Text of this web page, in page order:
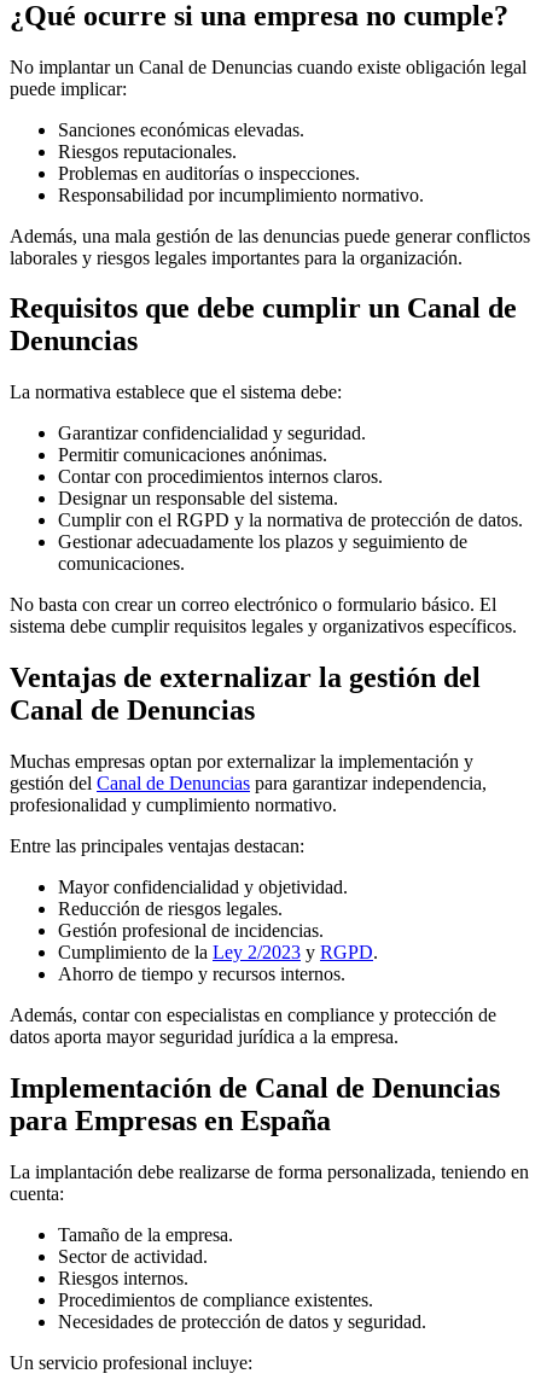
¿Qué ocurre si una empresa no cumple?
No implantar un Canal de Denuncias cuando existe obligación legal
puede implicar:
Sanciones económicas elevadas.
Riesgos reputacionales.
Problemas en auditorías o inspecciones.
Responsabilidad por incumplimiento normativo.
Además, una mala gestión de las denuncias puede generar conflictos
laborales y riesgos legales importantes para la organización.
Requisitos que debe cumplir un Canal de
Denuncias
La normativa establece que el sistema debe:
Garantizar confidencialidad y seguridad.
Permitir comunicaciones anónimas.
Contar con procedimientos internos claros.
Designar un responsable del sistema.
Cumplir con el RGPD y la normativa de protección de datos.
Gestionar adecuadamente los plazos y seguimiento de
comunicaciones.
No basta con crear un correo electrónico o formulario básico. El
sistema debe cumplir requisitos legales y organizativos específicos.
Ventajas de externalizar la gestión del
Canal de Denuncias
Muchas empresas optan por externalizar la implementación y
gestión del Canal de Denuncias para garantizar independencia,
profesionalidad y cumplimiento normativo.
Entre las principales ventajas destacan:
Mayor confidencialidad y objetividad.
Reducción de riesgos legales.
Gestión profesional de incidencias.
Cumplimiento de la Ley 2/2023 y RGPD.
Ahorro de tiempo y recursos internos.
Además, contar con especialistas en compliance y protección de
datos aporta mayor seguridad jurídica a la empresa.
Implementación de Canal de Denuncias
para Empresas en España
La implantación debe realizarse de forma personalizada, teniendo en
cuenta:
Tamaño de la empresa.
Sector de actividad.
Riesgos internos.
Procedimientos de compliance existentes.
Necesidades de protección de datos y seguridad.
Un servicio profesional incluye: